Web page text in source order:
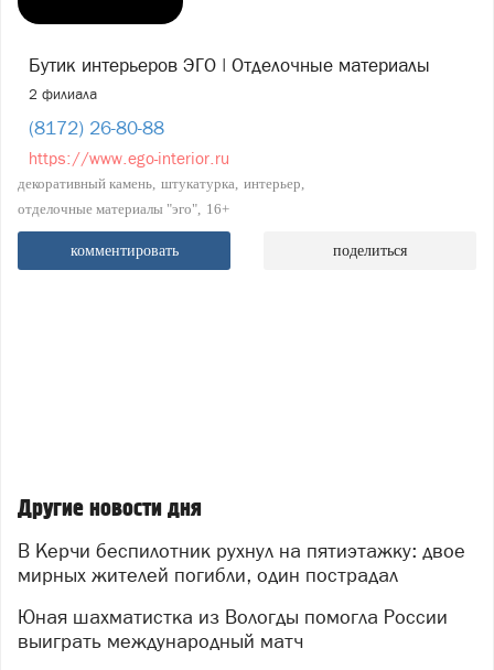
Бутик интерьеров ЭГО | Отделочные материалы
2 филиала
(8172) 26-80-88
https://www.ego-interior.ru
декоративный камень штукатурка интерьер
отделочные материалы "эго" 16+
комментировать поделиться
Другие новости дня
В Керчи беспилотник рухнул на пятиэтажку: двое
мирных жителей погибли, один пострадал
Юная шахматистка из Вологды помогла России
выиграть международный матч